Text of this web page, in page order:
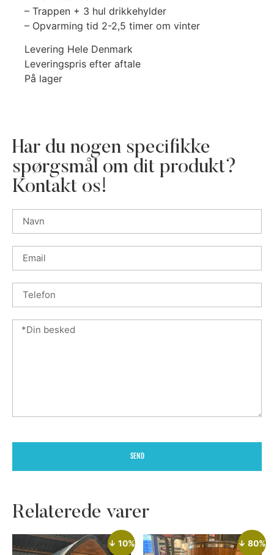
– Trappen + 3 hul drikkehylder
– Opvarming tid 2-2,5 timer om vinter
Levering Hele Denmark
Leveringspris efter aftale
På lager
Har du nogen specifikke
spørgsmål om dit produkt?
Kontakt os!
SEND
Relaterede varer
↓ 10% ↓ 80%